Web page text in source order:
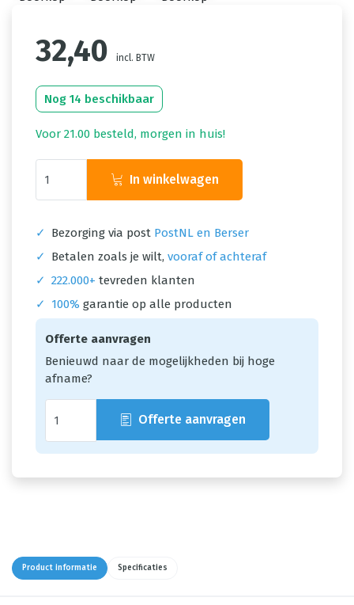
32,40 incl. BTW
Nog 14 beschikbaar
Voor 21.00 besteld, morgen in huis!
In winkelwagen
✓ Bezorging via post PostNL en Berser
✓
Betalen zoals je wilt, vooraf of achteraf
✓ 222.000+ tevreden klanten
✓
100% garantie op alle producten
Offerte aanvragen
Benieuwd naar de mogelijkheden bij hoge
afname?
Offerte aanvragen
Product informatie Specificaties